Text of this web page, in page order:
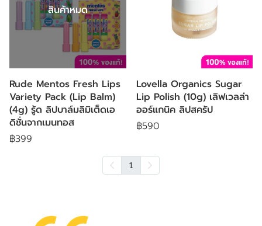
สินค้าหมด
Rude Mentos Fresh Lips
Variety Pack (Lip Balm)
(4g) รู้ด ลิปบาล์มลิมิเต็ดเอ
ดิชั่นจากเมนทอส
฿399
Lovella Organics Sugar
Lip Polish (10g) เลิฟเวลล่า
ออร์แกนิค ลิปสครัป
฿590
1